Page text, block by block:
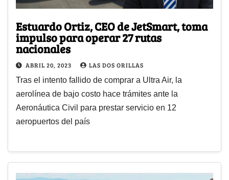
Estuardo Ortiz, CEO de JetSmart, toma
impulso para operar 27 rutas
nacionales
ABRIL 20, 2023 LAS DOS ORILLAS
Tras el intento fallido de comprar a Ultra Air, la
aerolínea de bajo costo hace trámites ante la
Aeronáutica Civil para prestar servicio en 12
aeropuertos del país